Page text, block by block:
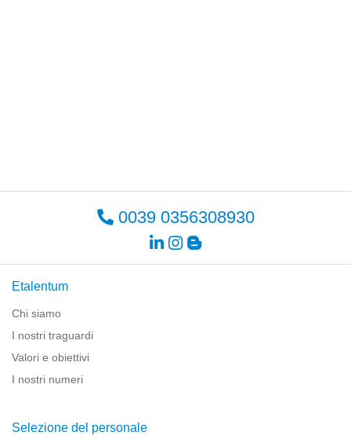
0039 0356308930
Etalentum
Chi siamo
I nostri traguardi
Valori e obiettivi
I nostri numeri
Selezione del personale